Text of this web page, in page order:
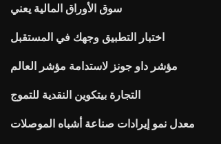
سوق الأوراق المالية يعني
اختبار التطبيق وجهك في المستقبل
مؤشر داو جونز لاستدامة مؤشر العالم
التجارة بيتكوين النقدية للتموج
معدل نمو إيرادات صناعة أشباه الموصلات